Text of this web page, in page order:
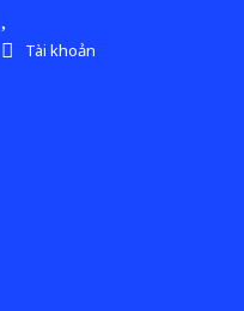
Tài khoản